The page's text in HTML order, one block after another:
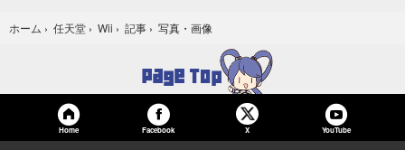
ホーム › 任天堂 › Wii › 記事 › 写真・画像
Home Facebook X YouTube